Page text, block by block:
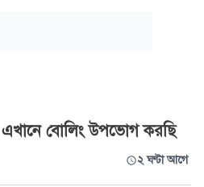
এখানে বোলিং উপভোগ করছি
২ ঘণ্টা আগে